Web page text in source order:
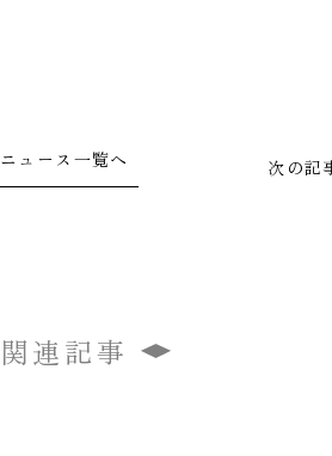
ニュース一覧へ 次の記
関連記事